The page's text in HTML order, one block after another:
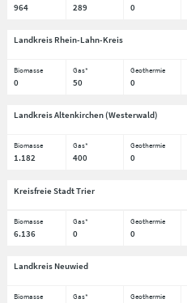
964 289 0
Landkreis Rhein-Lahn-Kreis
Biomasse Gas* Geothermie
0 50 0
Landkreis Altenkirchen (Westerwald)
Biomasse Gas* Geothermie
1.182 400 0
Kreisfreie Stadt Trier
Biomasse Gas* Geothermie
6.136 0 0
Landkreis Neuwied
Biomasse Gas* Geothermie